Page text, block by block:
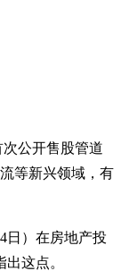
公开售股管道
等新兴领域，有
日）在房地产投
这点。